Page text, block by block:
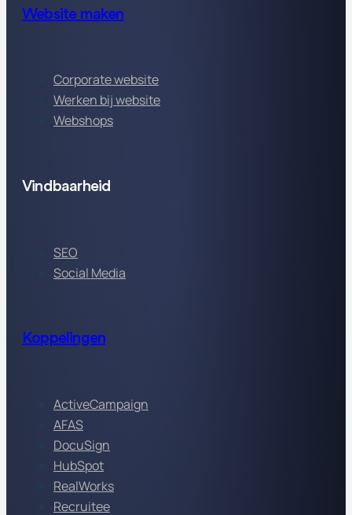
Website maken
Corporate website
Werken bij website
Webshops
Vindbaarheid
SEO
Social Media
Koppelingen
ActiveCampaign
AFAS
DocuSign
HubSpot
RealWorks
Recruitee